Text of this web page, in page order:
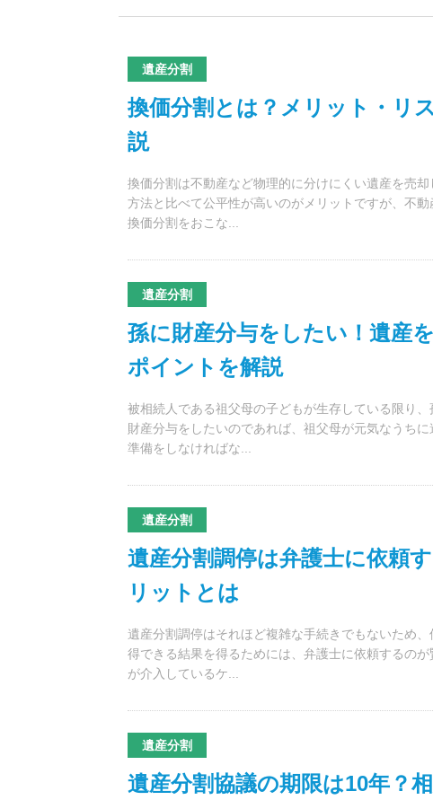
遺産分割
換価分割とは？メリット・リ
説
換価分割は不動産など物理的に分けにくい遺産を売
方法と比べて公平性が高いのがメリットですが、不
換価分割をおこな...
遺産分割
孫に財産分与をしたい！遺産
ポイントを解説
被相続人である祖父母の子どもが生存している限り
財産分与をしたいのであれば、祖父母が元気なうち
準備をしなければな...
遺産分割
遺産分割調停は弁護士に依頼
リットとは
遺産分割調停はそれほど複雑な手続きでもないため
得できる結果を得るためには、弁護士に依頼するの
が介入しているケ...
遺産分割
遺産分割協議の期限は10年？